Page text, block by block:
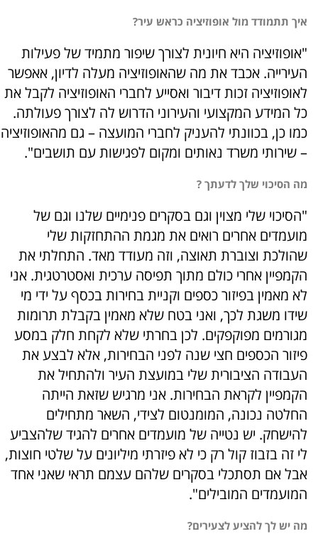
איך תתמודד מול אופוזיציה כראש עיר?
"אופוזיציה היא חיונית לצורך שיפור מתמיד של פעילות
העירייה. אכבד את מה שהאופוזיציה מעלה לדיון, אאפשר
לאופוזיציה זכות דיבור ואסייע לחברי האופוזיציה לקבל את
כל המידע המקצועי והעירוני הדרוש לה לצורך פעולתה.
כמו כן, בכוונתי להעניק לחברי המועצה – גם מהאופוזיציה
– שירותי משרד נאותים ומקום לפגישות עם תושבים".
מה הסיכוי שלך לדעתך ?
"הסיכוי שלי מצוין וגם בסקרים פנימיים שלנו וגם של
מועמדים אחרים רואים את מגמת ההתחזקות שלי
שהולכת וצוברת תאוצה, וזה מעודד מאד. התחלתי את
הקמפיין אחרי כולם מתוך תפיסה ערכית ואסטרטגית. אני
לא מאמין בפיזור כספים וקניית בחירות בכסף על ידי מי
שידו משגת לכך, ואני בטח שלא מאמין בקבלת תרומות
מגורמים מפוקפקים. לכן בחרתי שלא לקחת חלק במסע
פיזור הכספים חצי שנה לפני הבחירות, אלא לבצע את
העבודה הציבורית שלי במועצת העיר ולהתחיל את
הקמפיין לקראת הבחירות. אני מרגיש שזאת הייתה
החלטה נכונה, המומנטום לצידי, השאר מתחילים
להישחק. יש נטייה של מועמדים אחרים להגיד שלהצביע
לי זה בזבוז קול רק כי לא פיזרתי מיליונים על שלטי חוצות,
אבל אם תסתכלי בסקרים שלהם עצמם תראי שאני אחד
המועמדים המובילים".
מה יש לך להציע לצעירים?